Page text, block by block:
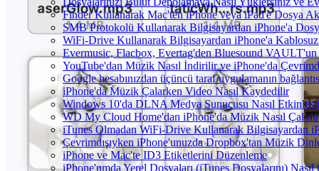
Finder Kullanarak Mac'ten iPhone veya iPad'e Dosya
SMB Protokolü Kullanarak Bilgisayardan iPhone'a
WiFi-Drive Kullanarak Bilgisayardan iPhone'a Kablosuz
Evermusic, Flacbox, Evertag'den Bluesound VAULT'un
YouTube'dan Müzik Nasıl İndirilir ve iPhone'da
Google hesabınızdan üçüncü taraf uygulamanın
iPhone'da Müzik Çalarken Video Nasıl Kaydedilir
Windows 10'da DLNA Medya Sunucusu Nasıl
WD My Cloud Home'dan iPhone'da Müzik Nasıl Çalınır
iTunes Olmadan WiFi-Drive Kullanarak Bilgisayardan
Çevrimdışıyken iPhone'unuzda Dropbox'tan Müzik
iPhone ve Mac'te ID3 Etiketlerini Düzenleme
iPhone'umda Yerel Dosyaları (iTunes Dosyalarını) Nasıl